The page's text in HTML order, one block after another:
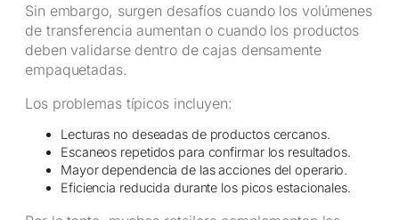
Sin embargo, surgen desafíos cuando los volúmenes
de transferencia aumentan o cuando los productos
deben validarse dentro de cajas densamente
empaquetadas.
Los problemas típicos incluyen:
Lecturas no deseadas de productos cercanos.
Escaneos repetidos para confirmar los resultados.
Mayor dependencia de las acciones del operario.
Eficiencia reducida durante los picos estacionales.